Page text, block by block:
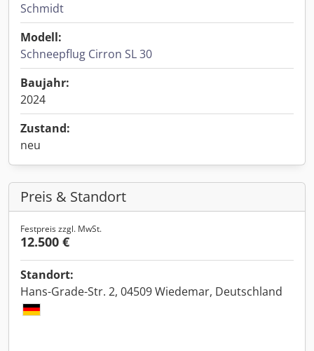
Schmidt
Modell:
Schneepflug Cirron SL 30
Baujahr:
2024
Zustand:
neu
Preis & Standort
Festpreis zzgl. MwSt.
12.500 €
Standort:
Hans-Grade-Str. 2, 04509 Wiedemar, Deutschland